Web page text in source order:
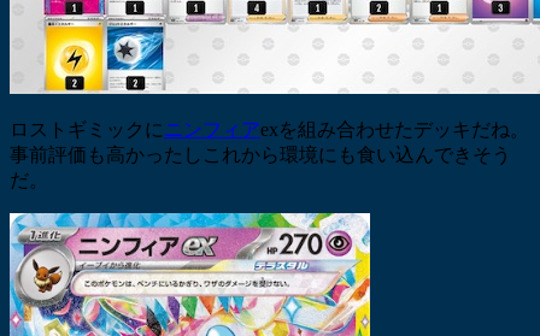
ロストギミックにニンフィアexを組み合わせたデッキだね。
事前評価も高かったしこれから環境にも食い込んできそう
だ。